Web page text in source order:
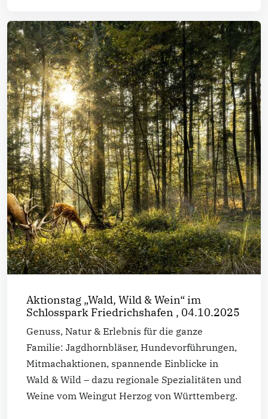
Aktionstag „Wald, Wild & Wein“ im
Schlosspark Friedrichshafen , 04.10.2025
Genuss, Natur & Erlebnis für die ganze
Familie: Jagdhornbläser, Hundevorführungen,
Mitmachaktionen, spannende Einblicke in
Wald & Wild – dazu regionale Spezialitäten und
Weine vom Weingut Herzog von Württemberg.